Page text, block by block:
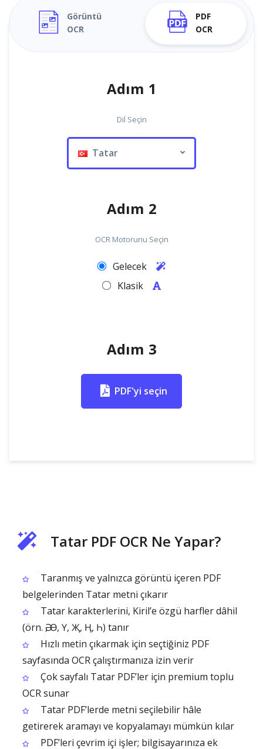
Görüntü
OCR
PDF
OCR
Adım 1
Dil Seçin
Tatar
Adım 2
OCR Motorunu Seçin
Gelecek
Klasik
Adım 3
PDF'yi seçin
Tatar PDF OCR Ne Yapar?
Taranmış ve yalnızca görüntü içeren PDF
belgelerinden Tatar metni çıkarır
Tatar karakterlerini, Kiril’e özgü harfler dâhil
(örn. Ә, Ө, Ү, Җ, Ң, Һ) tanır
Hızlı metin çıkarmak için seçtiğiniz PDF
sayfasında OCR çalıştırmanıza izin verir
Çok sayfalı Tatar PDF’ler için premium toplu
OCR sunar
Tatar PDF’lerde metni seçilebilir hâle
getirerek aramayı ve kopyalamayı mümkün kılar
PDF’leri çevrim içi işler; bilgisayarınıza ek